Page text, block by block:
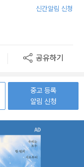
신간알림 신청
공유하기
중고 등록
알림 신청